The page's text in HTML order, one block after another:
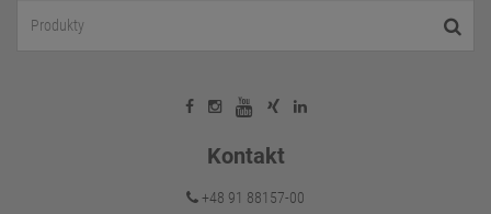
Kontakt
+48 91 88157-00